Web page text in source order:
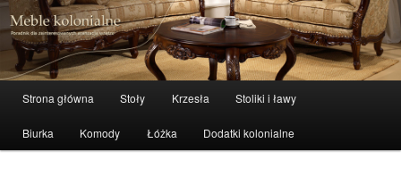
Meble kolonialne – zibi-meble.pl
meble stylowe, meble kolonialne i indyjskie
Przeskocz do tekstu
Przeskocz do widgetów
Strona główna Stoły Krzesła Stoliki i ławy
Biurka Komody Łóżka Dodatki kolonialne